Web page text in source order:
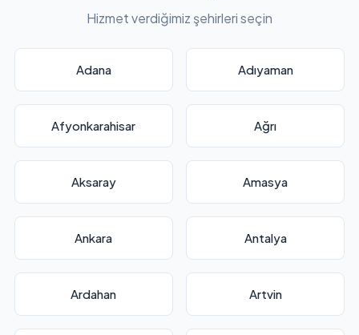
Hizmet verdiğimiz şehirleri seçin
Adana Adıyaman
Afyonkarahisar Ağrı
Aksaray Amasya
Ankara Antalya
Ardahan Artvin